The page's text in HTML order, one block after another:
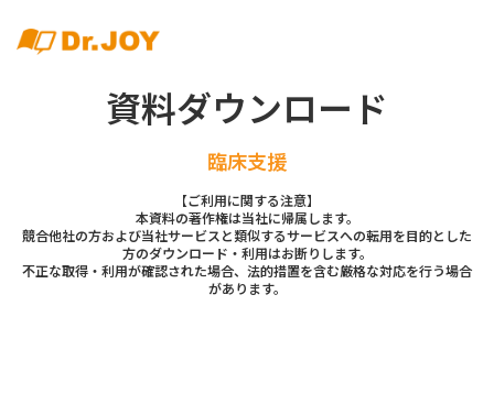
資料ダウンロード
臨床支援
【ご利用に関する注意】
本資料の著作権は当社に帰属します。
競合他社の方および当社サービスと類似するサービスへの転用を目的とした
方のダウンロード・利用はお断りします。
不正な取得・利用が確認された場合、法的措置を含む厳格な対応を行う場合
があります。